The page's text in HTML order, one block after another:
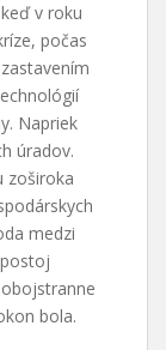
v roku
počas
Napriek
úradov.
zoširoka
medzi
bola.